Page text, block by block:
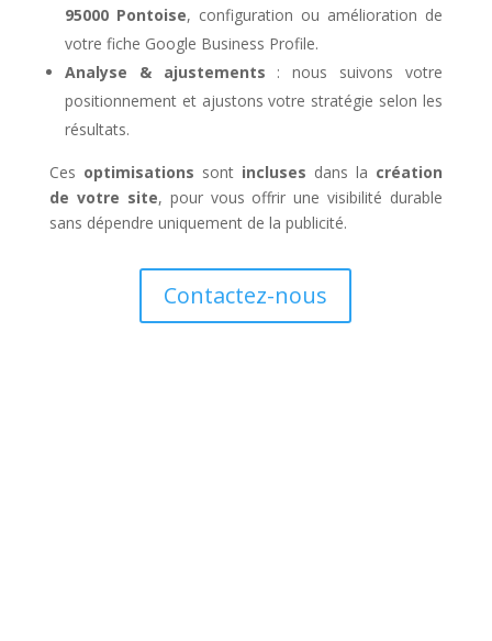
95000 Pontoise, configuration ou amélioration de
votre fiche Google Business Profile.
Analyse & ajustements : nous suivons votre
positionnement et ajustons votre stratégie selon les
résultats.
Ces optimisations sont incluses dans la création
de votre site, pour vous offrir une visibilité durable
sans dépendre uniquement de la publicité.
Contactez-nous